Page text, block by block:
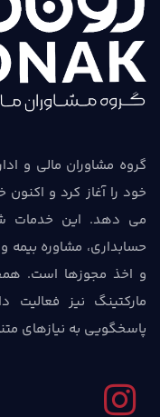
خود را آغاز کرد و اکنون
می دهد. این خدمات
حسابداری، مشاوره بیمه و
و اخذ مجوزها است.
مارکتینگ نیز
پاسخگویی به نیازهای